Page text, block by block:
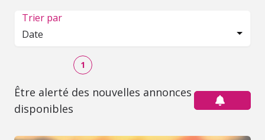
Trier par
Date
1
Être alerté des nouvelles annonces
disponibles